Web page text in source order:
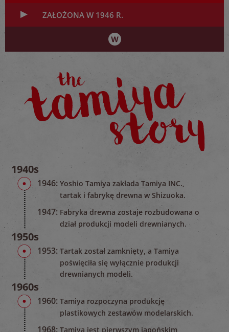
ZAŁOŻONA W 1946 R.
1940s
1946: Yoshio Tamiya zakłada Tamiya INC.,
tartak i fabrykę drewna w Shizuoka.
1947: Fabryka drewna zostaje rozbudowana o
dział produkcji modeli drewnianych.
1950s
1953: Tartak został zamknięty, a Tamiya
poświęciła się wyłącznie produkcji
drewnianych modeli.
1960s
1960: Tamiya rozpoczyna produkcję
plastikowych zestawów modelarskich.
1968: Tamiya jest pierwszym japońskim